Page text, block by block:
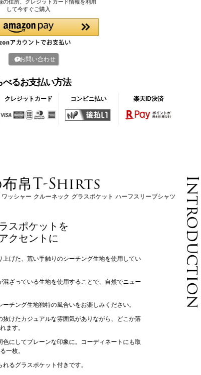
の住所、クレジットカード情報を利用
して今すぐご購入
お問い合わせ
べるお支払い方法
クレジットカード コンビニ払い 楽天ID決済
Introduction
布帛T-Shirts
シャー クルーネック グラスポケット ハーフスリーブシャツ
スポケットを
アクセントに
上げた、荒い手触りのシーチング生地を使用してい
ざっている生地を使用することで、自然でニュー
チング生地独特の風合いをお楽しみください。
抜けたカジュアルな雰囲気がありながら、どこか落
ます。
色にしてプレーンな印象に。コーディネートにも取
一枚。
るグラスポケット付きです。